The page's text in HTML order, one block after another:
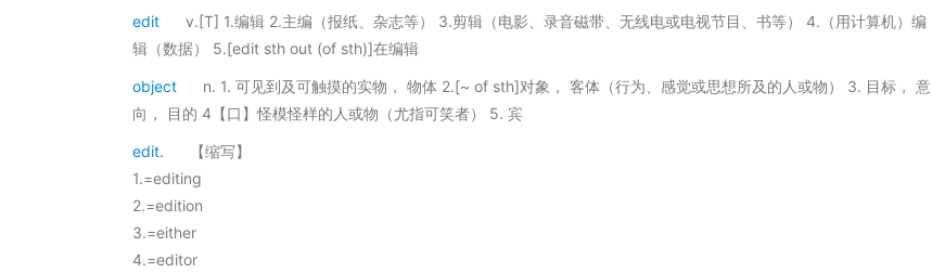
edit
v.[T] 1.编辑 2.主编（报纸、杂志等） 3.剪辑（电影、录音磁带、无线电或电视节目、书等） 4.（用计算机）编
辑（数据） 5.[edit sth out (of sth)]在编辑
object
n. 1. 可见到及可触摸的实物， 物体 2.[~ of sth]对象， 客体（行为、感觉或思想所及的人或物） 3. 目标， 意
向， 目的 4【口】怪模怪样的人或物（尤指可笑者） 5. 宾
edit.
【缩写】
1.=editing
2.=edition
3.=either
4.=editor